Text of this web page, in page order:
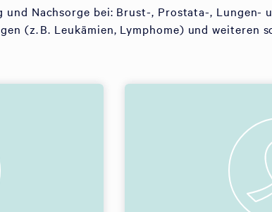
und Nachsorge bei: Brust-, Prostata-, Lungen-
(z. B. Leukämien, Lymphome) und weiteren